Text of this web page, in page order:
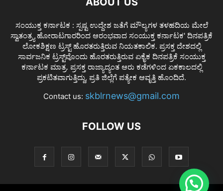
ಸಂಯುಕ್ತ ಕರ್ನಾಟಕ : ಸ್ಪಷ್ಟ ಉದ್ದೇಶ ಜತೆಗೆ ಮೌಲ್ಯಗಳ ತಳಹದಿಯ ಮೇಲೆ
ಸ್ವಾತಂತ್ರ್ಯ ಹೋರಾಟಗಾರರಿಂದ ಆರಂಭವಾದ ಸಂಯುಕ್ತ ಕರ್ನಾಟಕ' ದಿನಪತ್ರಿಕೆ
ಲೋಕಶಿಕ್ಷಣ ಟ್ರಸ್ಟ್ ಹೊರತರುತ್ತಿರುವ ನಿಯತಕಾಲಿಕ. ಪ್ರಸಕ್ತ ದೇಶದಲ್ಲಿ
ಸಾರ್ವಜನಿಕ ಟ್ರಸ್ಟ್‌ವೊಂದು ಹೊರತರುತ್ತಿರುವ ಏಕೈಕ ದಿನಪತ್ರಿಕೆ ಸಂಯುಕ್ತ
ಕರ್ನಾಟಕ ಮಾತ್ರ. ಪ್ರಸಕ್ತ ರಾಜ್ಯಾದ್ಯಂತ ಆರು ಕಡೆಗಳಿಂದ ಏಕಕಾಲದಲ್ಲಿ
ಪ್ರಕಟಿತವಾಗುತ್ತಿದ್ದು, ಪ್ರತಿ ಜಿಲ್ಲೆಗೆ ಪತ್ಯೇಕ ಆವೃತ್ತಿ ಹೊಂದಿದೆ.
Contact us: skblrnews@gmail.com
FOLLOW US